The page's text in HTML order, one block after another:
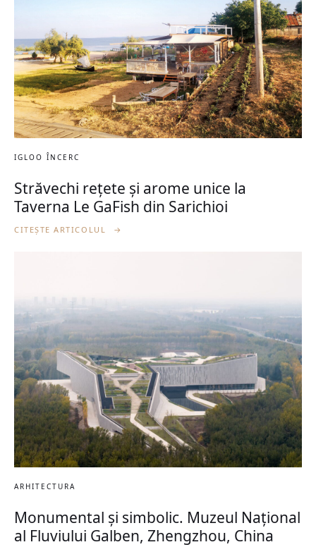
IGLOO ÎNCERC
Străvechi rețete și arome unice la
Taverna Le GaFish din Sarichioi
CITEȘTE ARTICOLUL →
ARHITECTURA
Monumental și simbolic. Muzeul Național
al Fluviului Galben, Zhengzhou, China